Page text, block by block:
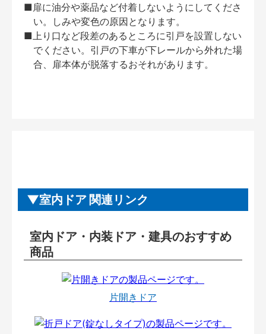
■扉に油分や薬品など付着しないようにしてくださ
い。しみや変色の原因となります。
■上り口など段差のあるところに引戸を設置しない
でください。引戸の下車が下レールから外れた場
合、扉本体が脱落するおそれがあります。
室内ドア 関連リンク
室内ドア・内装ドア・建具のおすすめ
商品
片開きドア